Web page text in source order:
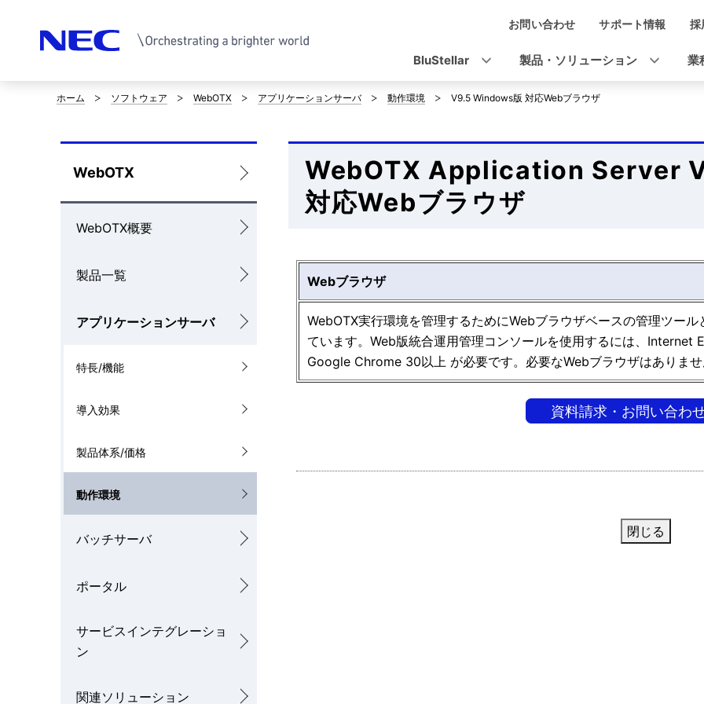
ゲ
シ
ョ
ン
お問い合わせ サポート情報 採
BluStellar 製品・ソリューション 業
サ
イ
ト
内
し
ホーム ソフトウェア WebOTX アプリケーションサーバ 動作環境 V9.5 Windows版 対応Webブラウザ
ロ
ー
カ
ル
ビ
ゲ
シ
ョ
ン
WebOTX
WebOTX概要
製品一覧
アプリケーションサーバ
特長/機能
導入効果
製品体系/価格
動作環境
バッチサーバ
ポータル
サービスインテグレーショ
ン
関連ソリューション
WebOTX Application Server
対応Webブラウザ
Webブラウザ
WebOTX実行環境を管理するためにWebブラウザベースの管理ツー
ています。Web版統合運用管理コンソールを使用するには、
Google Chrome 30以上 が必要です。必要なWebブラウザはありませ
資料請求・お問い合わ